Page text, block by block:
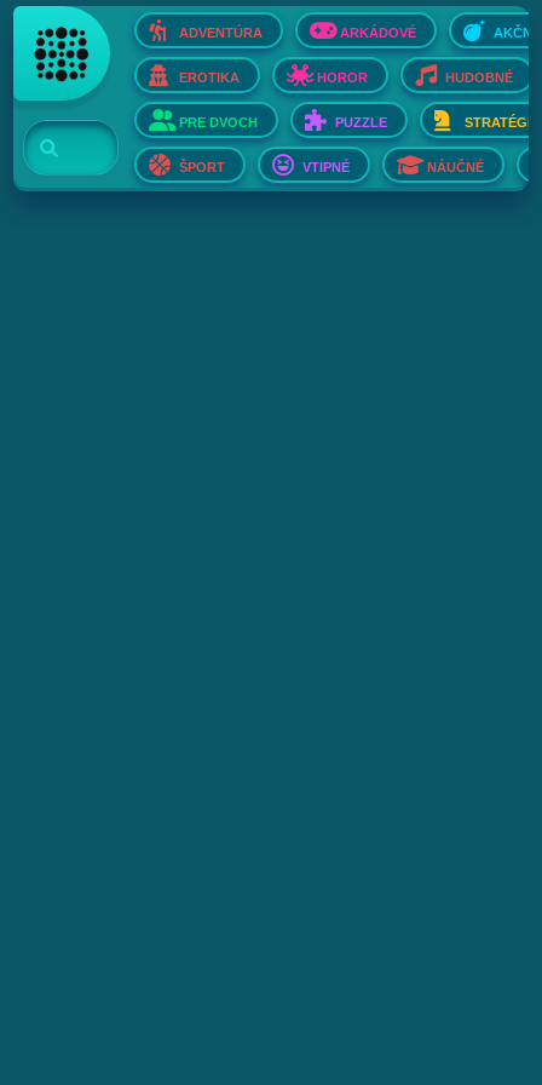
ADVENTÚRA ARKÁDOVÉ AKČNÉ
EROTIKA HOROR HUDOBNÉ
PRE DVOCH PUZZLE STRATÉGIE
ŠPORT VTIPNÉ NÁUČNÉ